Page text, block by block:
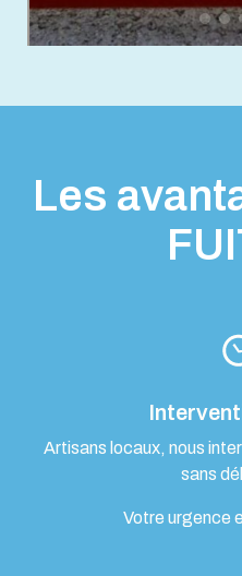
Les
Artisans locaux, nous
sans
Votre urgence